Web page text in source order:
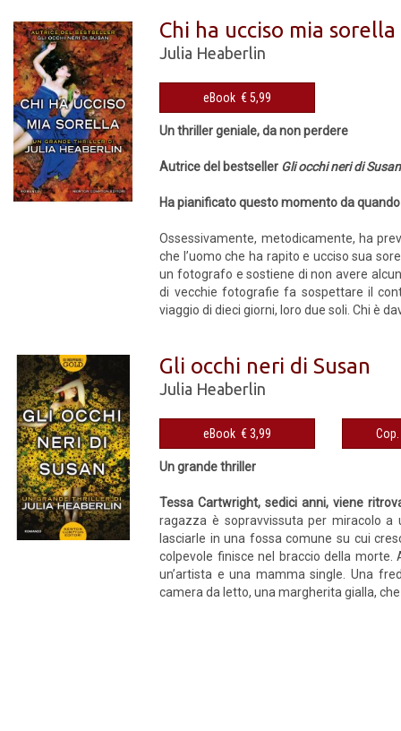
Chi ha ucciso mia sorella
Julia Heaberlin
eBook € 5,99
Un thriller geniale, da non perdere
Autrice del bestseller Gli occhi neri di Susan
Ha pianificato questo momento da
Ossessivamente, metodicamente, ha
che l’uomo che ha rapito e ucciso sua
un fotografo e sostiene di non avere
di vecchie fotografie fa sospettare il
viaggio di dieci giorni, loro due soli. Chi è
Gli occhi neri di Susan
Julia Heaberlin
eBook € 3,99
Un grande thriller
Tessa Cartwright, sedici anni, viene
ragazza è sopravvissuta per miracolo
lasciarle in una fossa comune su cui
colpevole finisce nel braccio della morte.
un’artista e una mamma single. Una
camera da letto, una margherita gialla,